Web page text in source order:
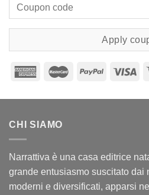
Apply
CHI SIAMO
Narrattiva è una casa editrice
grande entusiasmo suscitato dai
moderni e diversificati, apparsi